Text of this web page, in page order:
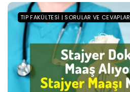
TIP FAKÜLTESI | SORULAR VE CEVAPLAR